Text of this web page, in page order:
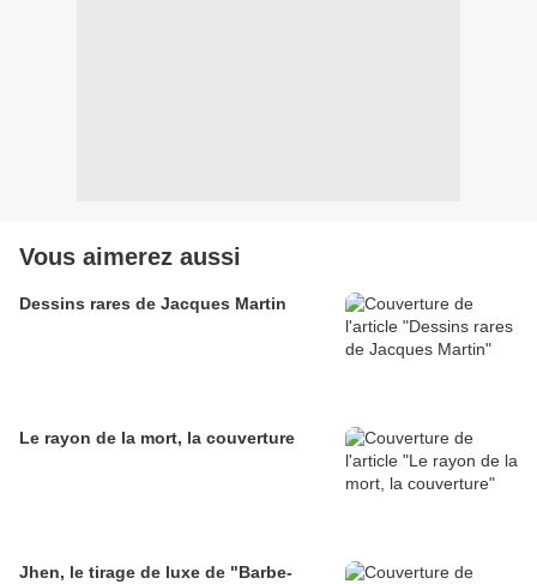
Vous aimerez aussi
Dessins rares de Jacques Martin
Le rayon de la mort, la couverture
Jhen, le tirage de luxe de "Barbe-